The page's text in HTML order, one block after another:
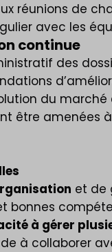
réunions de
avec les
continue
des
du
être
et de
bonnes
à gérer
à collaborer